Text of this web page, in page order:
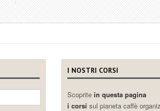
I NOSTRI CORSI
Scoprite in questa pagina
i corsi sul pianeta caffè